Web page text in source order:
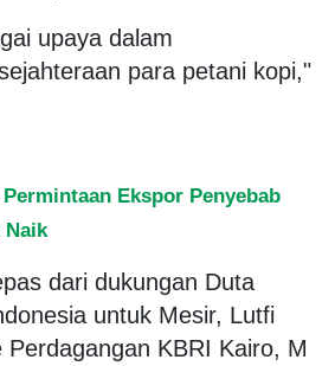
upaya dalam
para petani kopi,"
Ekspor Penyebab
Naik
dari dukungan Duta
untuk Mesir, Lutfi
KBRI Kairo, M